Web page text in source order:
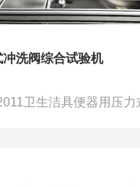
洗阀综合试验机
卫生洁具便器用压力